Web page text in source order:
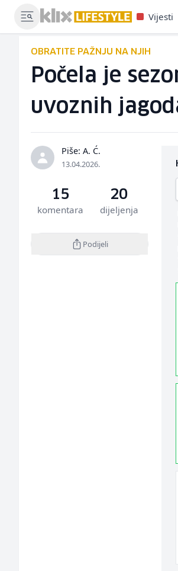
Vijesti
OBRATITE PAŽNJU NA NJIH
Počela je
uvoznih
Piše: A. Ć.
13.04.2026.
15
komentara
20
dijeljenja
Podijeli